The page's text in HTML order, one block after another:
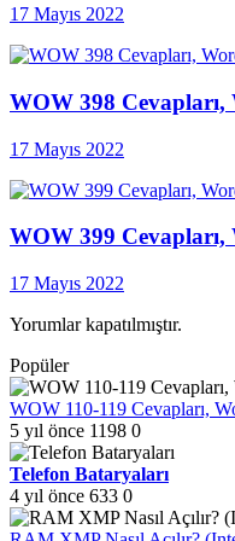
17 Mayıs 2022
WOW 398 Cevapları,
17 Mayıs 2022
WOW 399 Cevapları,
17 Mayıs 2022
Yorumlar kapatılmıştır.
Popüler
WOW 110-119 Cevapları,
5 yıl önce 1198 0
Telefon Bataryaları
4 yıl önce 633 0